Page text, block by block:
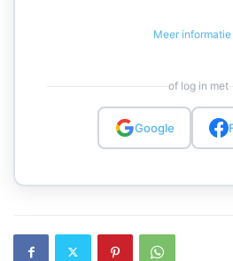
Meer
of log in met
Google